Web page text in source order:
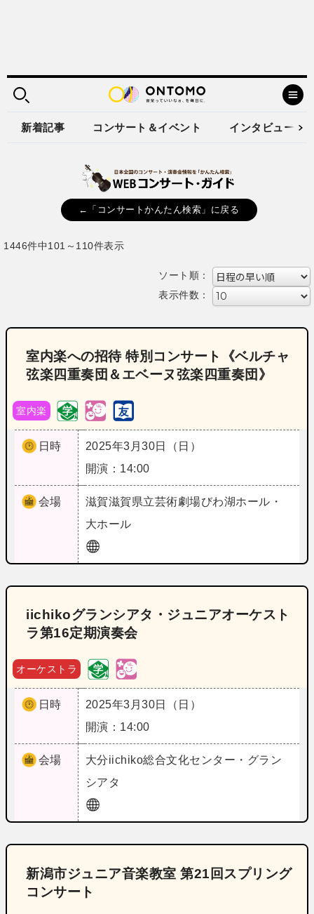
新着記事 コンサート＆イベント インタビュー
←「コンサートかんたん検索」に戻る
1446件中101～110件表示
ソート順：
表示件数：
室内楽への招待 特別コンサート《ベルチャ
弦楽四重奏団＆エベーヌ弦楽四重奏団》
室内楽
日時
2025年3月30日（日）
開演：14:00
会場 滋賀滋賀県立芸術劇場びわ湖ホール・
大ホール
iichikoグランシアタ・ジュニアオーケスト
ラ第16定期演奏会
オーケストラ
日時
2025年3月30日（日）
開演：14:00
会場 大分iichiko総合文化センター・グラン
シアタ
新潟市ジュニア音楽教室 第21回スプリング
コンサート